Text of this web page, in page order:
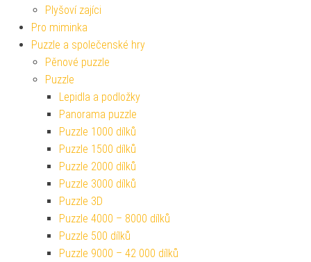
Plyšoví zajíci
Pro miminka
Puzzle a společenské hry
Pěnové puzzle
Puzzle
Lepidla a podložky
Panorama puzzle
Puzzle 1000 dílků
Puzzle 1500 dílků
Puzzle 2000 dílků
Puzzle 3000 dílků
Puzzle 3D
Puzzle 4000 – 8000 dílků
Puzzle 500 dílků
Puzzle 9000 – 42 000 dílků